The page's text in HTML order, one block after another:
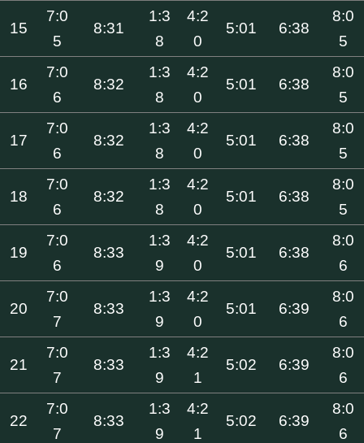
15
7:0
5
8:31
1:3
8
4:2
0
5:01 6:38
8:0
5
16
7:0
6
8:32
1:3
8
4:2
0
5:01 6:38
8:0
5
17
7:0
6
8:32
1:3
8
4:2
0
5:01 6:38
8:0
5
18
7:0
6
8:32
1:3
8
4:2
0
5:01 6:38
8:0
5
19
7:0
6
8:33
1:3
9
4:2
0
5:01 6:38
8:0
6
20
7:0
7
8:33
1:3
9
4:2
0
5:01 6:39
8:0
6
21
7:0
7
8:33
1:3
9
4:2
1
5:02 6:39
8:0
6
22
7:0
7
8:33
1:3
9
4:2
1
5:02 6:39
8:0
6